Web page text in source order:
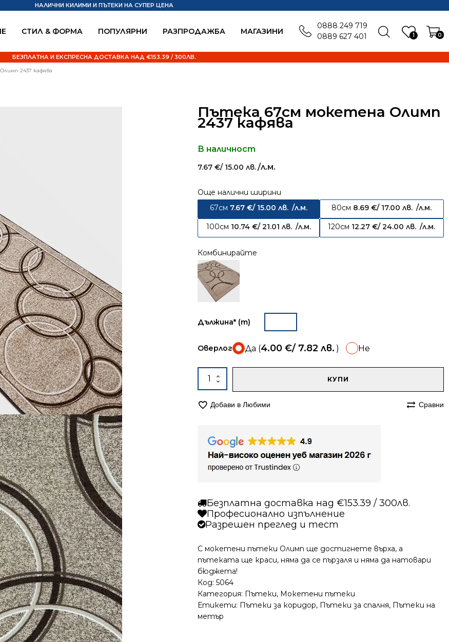
СТИЛ & ФОРМА ПОПУЛЯРНИ РАЗПРОДАЖБА MАГАЗИНИ 1 0
НАЛИЧНИ КИЛИМИ И ПЪТЕКИ НА СУПЕР ЦЕНА
БЕЗПЛАТНА И ЕКСПРЕСНА ДОСТАВКА НАД €153.39 / 300ЛВ.
0888 249 719
0889 627 401
2437 кафява
Пътека 67см мокетена Олимп
2437 кафява
В наличност
7.67€/ 15.00 лв./л.м.
Още налични ширини
67см 7.67€/ 15.00 лв. /л.м. 80см 8.69€/ 17.00 лв. /л.м.
100см 10.74€/ 21.01 лв. /л.м. 120см 12.27€/ 24.00 лв. /л.м.
Комбинирайте
Дължина* (m)
Оверлог Да (4.00€/ 7.82 лв. ) Не
количество
за
67см
2437
кафява
КУПИ
Добави в Любими Сравни
Безплатна доставка над €153.39 / 300лв.
Професионално изпълнение
Разрешен преглед и тест
С мокетени пътеки Олимп ще достигнете върха, а
пътеката ще краси, няма да се пързаля и няма да натовари
бюджета!
Код:5064
Категория: Пътеки, Мокетени пътеки
Етикети: Пътеки за коридор, Пътеки за спалня, Пътеки на
метър